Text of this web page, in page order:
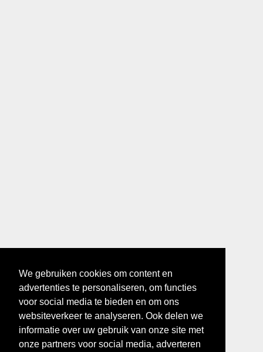
We gebruiken cookies om content en
advertenties te personaliseren, om functies
voor social media te bieden en om ons
websiteverkeer te analyseren. Ook delen we
informatie over uw gebruik van onze site met
onze partners voor social media, adverteren